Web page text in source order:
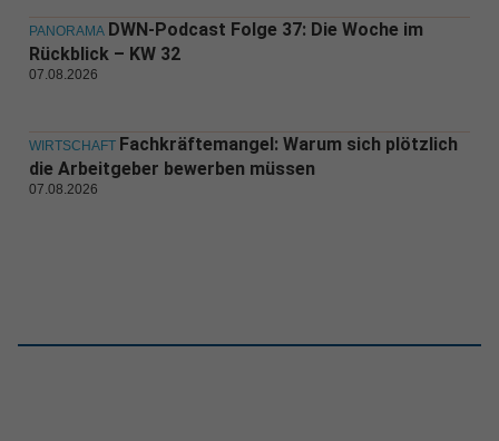
PANORAMA DWN-Podcast Folge 37: Die Woche im
Rückblick – KW 32
07.08.2026
WIRTSCHAFT Fachkräftemangel: Warum sich plötzlich
die Arbeitgeber bewerben müssen
07.08.2026